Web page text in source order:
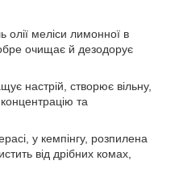
олії меліси лимонної в
очищає й дезодорує
настрій, створює вільну,
та
у кемпінгу, розпилена
від дрібних комах,